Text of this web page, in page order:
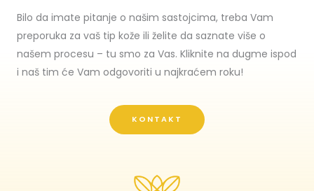
Bilo da imate pitanje o našim sastojcima, treba Vam
preporuka za vaš tip kože ili želite da saznate više o
našem procesu – tu smo za Vas. Kliknite na dugme ispod
i naš tim će Vam odgovoriti u najkraćem roku!
KONTAKT